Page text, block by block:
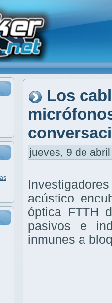
Los
jueves, 9 de
acústico
óptica FTTH
pasivos e
inmunes a